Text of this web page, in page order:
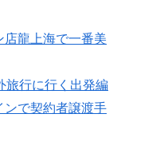
店龍上海で一番美
旅行に行く出発編
ンで契約者譲渡手